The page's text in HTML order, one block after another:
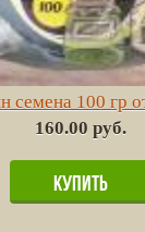
семена 100 гр
160.00 руб.